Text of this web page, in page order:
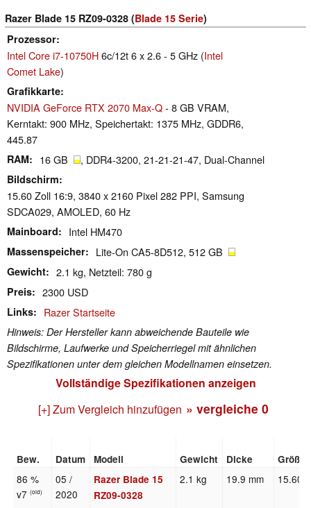
Razer Blade 15 RZ09-0328 (Blade 15 Serie)
Prozessor
Intel Core i7-10750H6c/12t 6 x 2.6 - 5 GHz (Intel
Comet Lake)
Grafikkarte
NVIDIA GeForce RTX 2070 Max-Q- 8 GB VRAM,
Kerntakt: 900 MHz, Speichertakt: 1375 MHz, GDDR6,
445.87
RAM 16 GB , DDR4-3200, 21-21-21-47, Dual-Channel
Bildschirm
15.60 Zoll 16:9, 3840 x 2160 Pixel 282 PPI, Samsung
SDCA029, AMOLED, 60 Hz
Mainboard Intel HM470
Massenspeicher Lite-On CA5-8D512, 512 GB
Gewicht 2.1 kg, Netzteil: 780 g
Preis 2300 USD
Links Razer Startseite
Hinweis: Der Hersteller kann abweichende Bauteile wie
Bildschirme, Laufwerke und Speicherriegel mit ähnlichen
Spezifikationen unter dem gleichen Modellnamen einsetzen.
Vollständige Spezifikationen anzeigen
[+] Zum Vergleich hinzufügen » vergleiche 0
Bew. Datum Modell Gewicht Dicke Größe
86 %
v7(old)
05 /
2020
Razer Blade 15
RZ09-0328
2.1 kg 19.9 mm 15.60"